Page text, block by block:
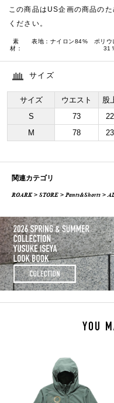
この商品はUS企画の商品の
ください。
素
材：
表地：ナイロン84% ポリウ
31
サイズ
サイズ ウエスト 股
S
73 22
M
78 23
関連カテゴリ
ROARK>STORE >Pants&Shorts >
YOU